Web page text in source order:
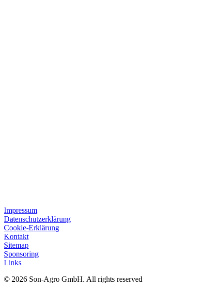
Impressum
Datenschutzerklärung
Cookie-Erklärung
Kontakt
Sitemap
Sponsoring
Links
© 2026 Son-Agro GmbH. All rights reserved